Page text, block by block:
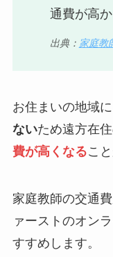
通費が高か
出典： 家庭教
お住まいの地域に
ないため遠方在
費が高くなるこ
家庭教師の交通
ァーストのオン
すすめします。